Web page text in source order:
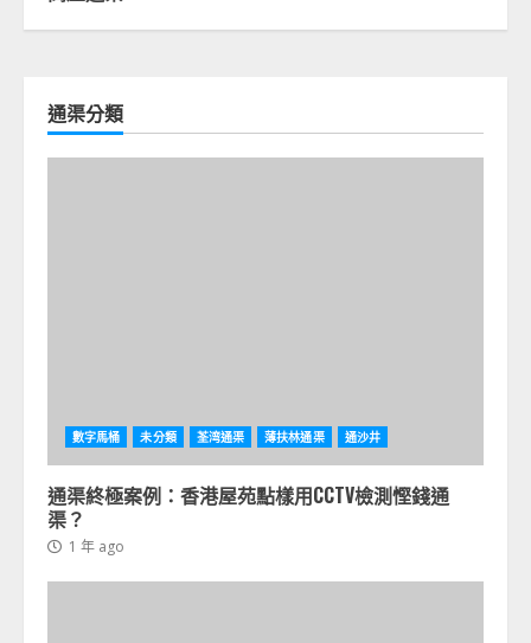
通渠分類
數字馬桶 未分類 荃湾通渠 薄扶林通渠 通沙井
通渠終極案例：香港屋苑點樣用CCTV檢測慳錢通
渠？
1 年 ago